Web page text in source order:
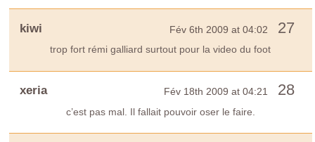
kiwi Fév 6th 2009 at 04:02 27
trop fort rémi galliard surtout pour la video du foot
xeria Fév 18th 2009 at 04:21 28
c’est pas mal. Il fallait pouvoir oser le faire.